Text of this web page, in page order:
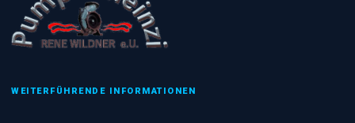
WEITERFÜHRENDE INFORMATIONEN